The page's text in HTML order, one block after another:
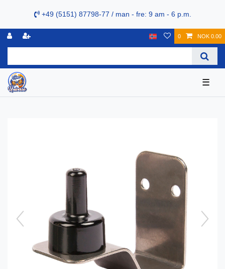
+49 (5151) 87798-77 / man - fre: 9 am - 6 p.m.
0 NOK 0.00
☰